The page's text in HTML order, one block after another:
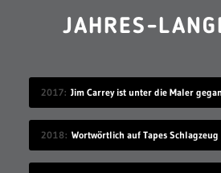
JAHRES-
2017 Jim Carrey ist unter die Maler
2018 Wortwörtlich auf Tapes Schlagzeug